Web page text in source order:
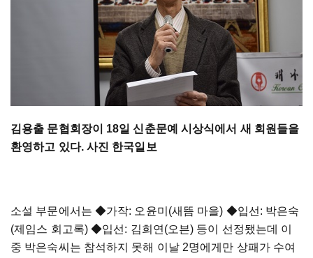
김용출 문협회장이 18일 신춘문예 시상식에서 새 회원들을
환영하고 있다. 사진 한국일보
소설 부문에서는 ◆가작: 오윤미(새뜸 마을) ◆입선: 박은숙
(제임스 회고록) ◆입선: 김희연(오븐) 등이 선정됐는데 이
중 박은숙씨는 참석하지 못해 이날 2명에게만 상패가 수여